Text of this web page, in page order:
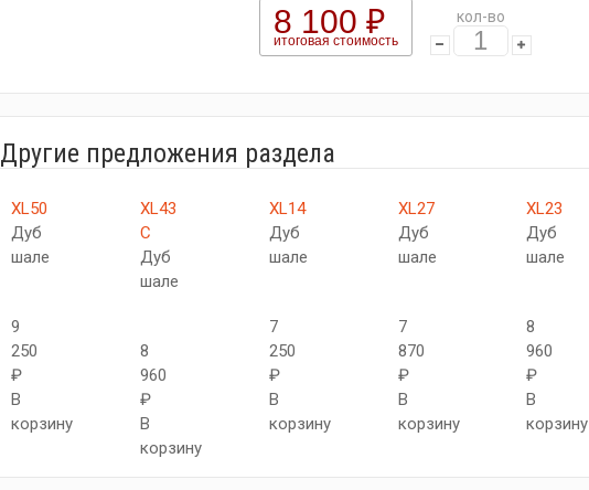
8 100 ₽
итоговая стоимость
кол-во
Другие предложения раздела
XL50
Дуб
шале
9
250
₽
В
корзину
XL43
C
Дуб
шале
8
960
₽
В
корзину
XL14
Дуб
шале
7
250
₽
В
корзину
XL27
Дуб
шале
7
870
₽
В
корзину
XL23
Дуб
шале
8
960
₽
В
корзину